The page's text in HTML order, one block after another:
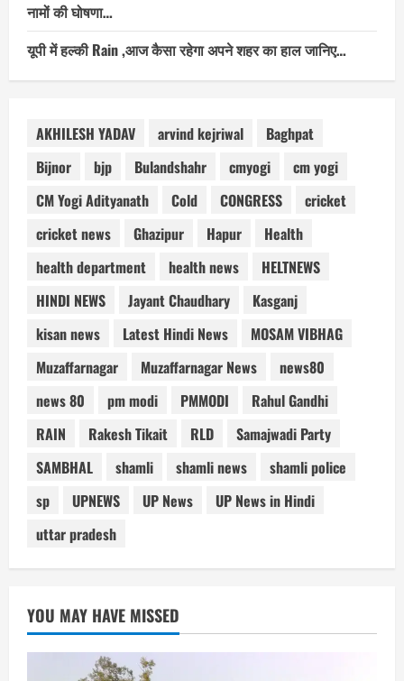
नामों की घोषणा…
यूपी में हल्की Rain ,आज कैसा रहेगा अपने शहर का हाल जानिए…
AKHILESH YADAV arvind kejriwal
Baghpat
Bijnor
bjp Bulandshahr cmyogi
cm yogi
CM Yogi Adityanath
Cold CONGRESS
cricket
cricket news
Ghazipur Hapur
Health
health department
health news
HELTNEWS
HINDI NEWS
Jayant Chaudhary
Kasganj
kisan news
Latest Hindi News
MOSAM VIBHAG
Muzaffarnagar
Muzaffarnagar News
news80
news 80
pm modi PMMODI
Rahul Gandhi
RAIN
Rakesh Tikait RLD
Samajwadi Party
SAMBHAL
shamli shamli news
shamli police
sp
UPNEWS UP News
UP News in Hindi
uttar pradesh
YOU MAY HAVE MISSED